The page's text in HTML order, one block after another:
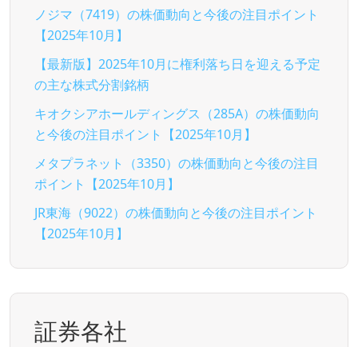
ノジマ（7419）の株価動向と今後の注目ポイント
【2025年10月】
【最新版】2025年10月に権利落ち日を迎える予定
の主な株式分割銘柄
キオクシアホールディングス（285A）の株価動向
と今後の注目ポイント【2025年10月】
メタプラネット（3350）の株価動向と今後の注目
ポイント【2025年10月】
JR東海（9022）の株価動向と今後の注目ポイント
【2025年10月】
証券各社